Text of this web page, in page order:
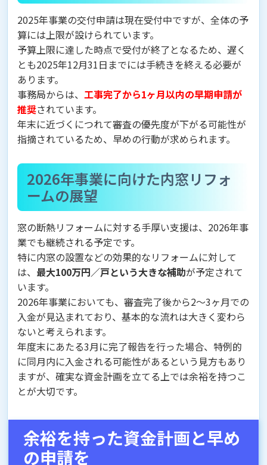
2025年事業の交付申請は現在受付中ですが、全体の予
算には上限が設けられています。
予算上限に達した時点で受付が終了となるため、遅く
とも2025年12月31日までには手続きを終える必要が
あります。
事務局からは、 工事完了から1ヶ月以内の早期申請が
推奨されています。
年末に近づくにつれて審査の優先度が下がる可能性が
指摘されているため、早めの行動が求められます。
2026年事業に向けた内窓リフォ
ームの展望
窓の断熱リフォームに対する手厚い支援は、2026年事
業でも継続される予定です。
特に内窓の設置などの効果的なリフォームに対して
は、 最大100万円／戸という大きな補助が予定されて
います。
2026年事業においても、審査完了後から2〜3ヶ月での
入金が見込まれており、基本的な流れは大きく変わら
ないと考えられます。
年度末にあたる3月に完了報告を行った場合、特例的
に同月内に入金される可能性があるという見方もあり
ますが、確実な資金計画を立てる上では余裕を持つこ
とが大切です。
余裕を持った資金計画と早め
の申請を